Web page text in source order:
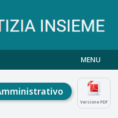
MENU
Versione PDF